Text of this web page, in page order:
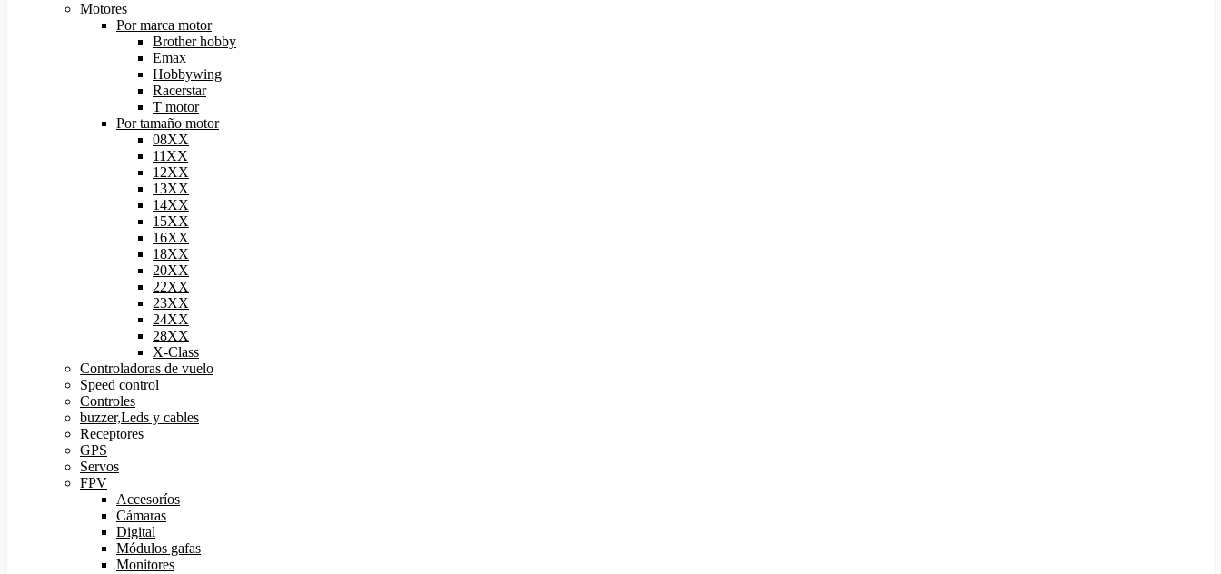
Motores
Por marca motor
Brother hobby
Emax
Hobbywing
Racerstar
T motor
Por tamaño motor
08XX
11XX
12XX
13XX
14XX
15XX
16XX
18XX
20XX
22XX
23XX
24XX
28XX
X-Class
Controladoras de vuelo
Speed control
Controles
buzzer,Leds y cables
Receptores
GPS
Servos
FPV
Accesoríos
Cámaras
Digital
Módulos gafas
Monitores